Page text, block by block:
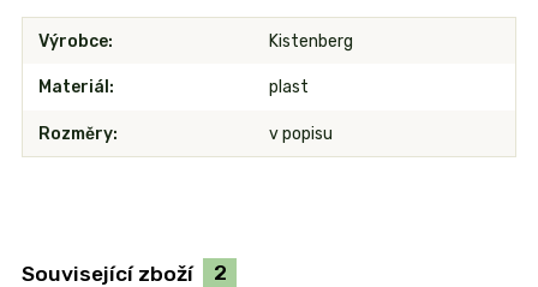
Výrobce Kistenberg
Materiál plast
Rozměry v popisu
Související zboží 2